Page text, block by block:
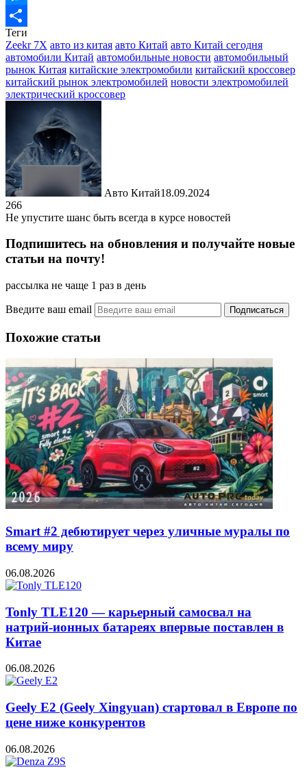
Messenger
Отправить
Теги
Zeekr 7X авто из китая авто Китай авто Китай сегодня
автомобили Китай автомобильные новости автомобильный
рынок Китая китайские электромобили китайский кроссовер
китайский рынок электромобилей новости электромобилей
электрический кроссовер
Авто Китай18.09.2024
266
Не упустите шанс быть всегда в курсе новостей
Подпишитесь на обновления и получайте новые
статьи на почту!
рассылка не чаще 1 раз в день
Введите ваш email
Похожие статьи
Smart #2 дебютирует через уличные муралы по
всему миру
06.08.2026
Tonly TLE120 — карьерный самосвал на
натрий-ионных батареях впервые поставлен в
Китае
06.08.2026
Geely E2 (Geely Xingyuan) стартовал в Европе по
цене ниже конкурентов
06.08.2026